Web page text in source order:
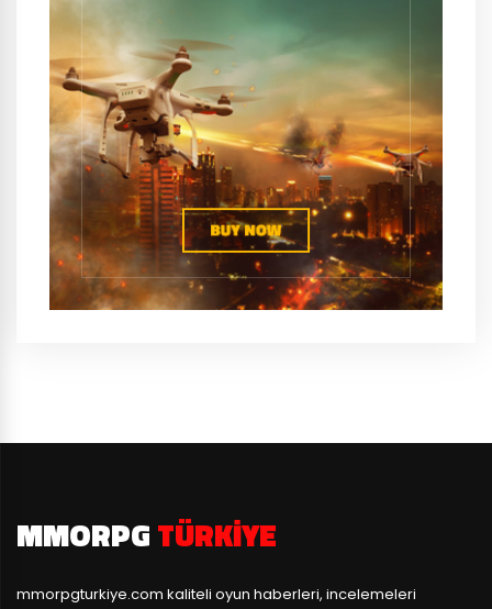
MMORPGTÜRKIYE
mmorpgturkiye.com kaliteli oyun haberleri, incelemeleri